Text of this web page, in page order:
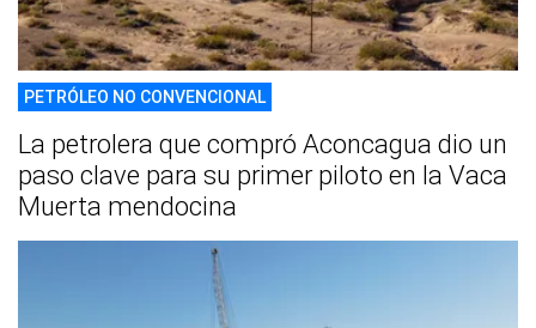
PETRÓLEO NO CONVENCIONAL
La petrolera que compró Aconcagua dio un
paso clave para su primer piloto en la Vaca
Muerta mendocina